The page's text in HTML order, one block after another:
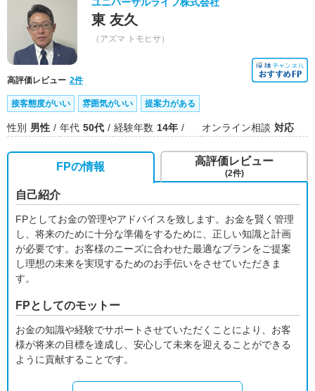
東 友久
（アズマ トモヒサ）
高評価レビュー 2件
接客態度がいい 雰囲気がいい 提案力がある
性別 男性 年代 50代 経験年数 14年 オンライン相談 対応
FPの情報
自己紹介
FPとしてお金の管理やアドバイスを致します。お金を賢く管理
し、将来のために十分な準備をするために、正しい知識と計画
が必要です。お客様のニーズに合わせた最適なプランをご提案
し理想の未来を実現するためのお手伝いをさせていただきま
す。
FPとしてのモットー
お金の知識や経験でサポートさせていただくことにより、お客
様が将来の目標を達成し、安心して未来を迎えることができる
ように貢献することです。
高評価レビュー
(2件)